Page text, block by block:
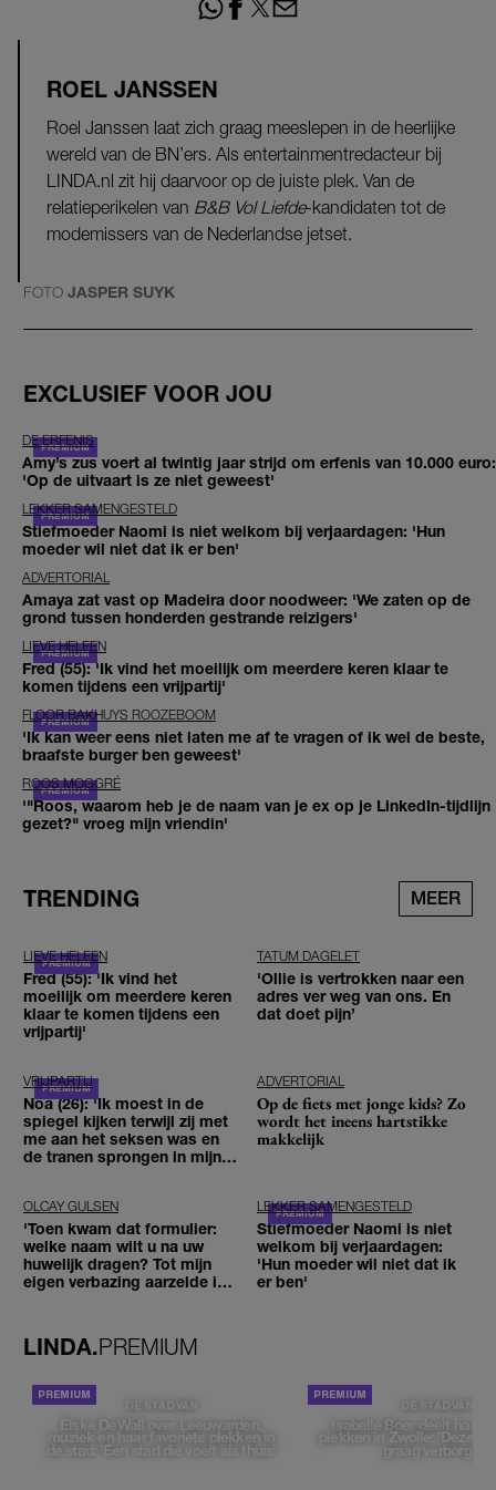
ROEL JANSSEN
Roel Janssen laat zich graag meeslepen in de heerlijke
wereld van de BN’ers. Als entertainmentredacteur bij
LINDA.nl zit hij daarvoor op de juiste plek. Van de
relatieperikelen van B&B Vol Liefde-kandidaten tot de
modemissers van de Nederlandse jetset.
FOTO JASPER SUYK
EXCLUSIEF VOOR JOU
DE ERFENIS
Amy’s zus voert al twintig jaar strijd om erfenis van 10.000 euro:
'Op de uitvaart is ze niet geweest'
LEKKER SAMENGESTELD
Stiefmoeder Naomi is niet welkom bij verjaardagen: 'Hun
moeder wil niet dat ik er ben'
ADVERTORIAL
Amaya zat vast op Madeira door noodweer: 'We zaten op de
grond tussen honderden gestrande reizigers'
LIEVE HELEEN
Fred (55): 'Ik vind het moeilijk om meerdere keren klaar te
komen tijdens een vrijpartij'
FLOOR BAKHUYS ROOZEBOOM
'Ik kan weer eens niet laten me af te vragen of ik wel de beste,
braafste burger ben geweest'
ROOS MOGGRÉ
'"Roos, waarom heb je de naam van je ex op je LinkedIn-tijdlijn
gezet?" vroeg mijn vriendin'
TRENDING MEER
LIEVE HELEEN
Fred (55): 'Ik vind het
moeilijk om meerdere keren
klaar te komen tijdens een
vrijpartij'
TATUM DAGELET
'Ollie is vertrokken naar een
adres ver weg van ons. En
dat doet pijn’
VRIJPARTIJ
Noa (26): 'Ik moest in de
spiegel kijken terwijl zij met
me aan het seksen was en
de tranen sprongen in mijn
ADVERTORIAL
Op de fiets met jonge kids? Zo
wordt het ineens hartstikke
makkelijk
OLCAY GULSEN
'Toen kwam dat formulier:
welke naam wilt u na uw
huwelijk dragen? Tot mijn
eigen verbazing aarzelde ik
LEKKER SAMENGESTELD
Stiefmoeder Naomi is niet
welkom bij verjaardagen:
'Hun moeder wil niet dat ik
er ben'
LINDA.PREMIUM
DE STAD VAN
Elske DeWall over Leeuwarden,
muziek en haar favoriete plekken in
de stad: 'Een stad die voelt als thuis'
DE STAD VAN
Isabelle Boer deelt haar
plekken in Zwolle: 'Deze
graag verborgen'